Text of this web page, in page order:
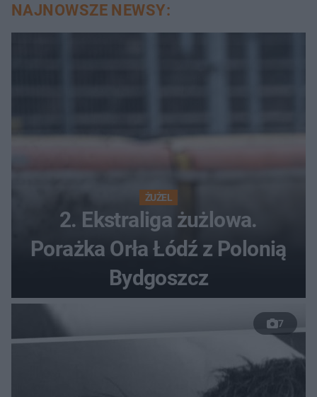
NAJNOWSZE NEWSY:
ŻUŻEL
2. Ekstraliga żużlowa.
Porażka Orła Łódź z Polonią
Bydgoszcz
7